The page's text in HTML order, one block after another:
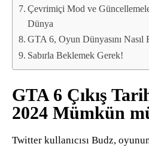
Çevrimiçi Mod ve
Dünya
GTA 6, Oyun Dünyasını Nasıl
Sabırla Beklemek Gerek!
GTA 6 Çıkış
2024 Mümkün
Twitter kullanıcısı Budz,